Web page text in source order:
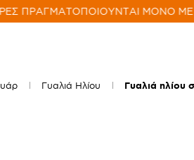
ΠΡΑΓΜΑΤΟΠΟΙΟΥΝΤΑΙ ΜΟΝΟ ΜΕ
Γυαλιά Ηλίου Γυαλιά ηλίου